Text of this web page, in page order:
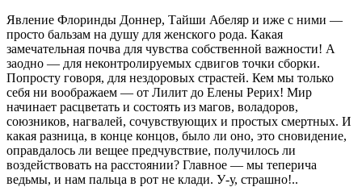
Явление Флоринды Доннер, Тайши Абеляр и иже с ними —
просто бальзам на душу для женского рода. Какая
замечательная почва для чувства собственной важности! А
заодно — для неконтролируемых сдвигов точки сборки.
Попросту говоря, для нездоровых страстей. Кем мы только
себя ни воображаем — от Лилит до Елены Рерих! Мир
начинает расцветать и состоять из магов, воладоров,
союзников, нагвалей, сочувствующих и простых смертных. И
какая разница, в конце концов, было ли оно, это сновидение,
оправдалось ли вещее предчувствие, получилось ли
воздействовать на расстоянии? Главное — мы теперича
ведьмы, и нам пальца в рот не клади. У-у, страшно!..